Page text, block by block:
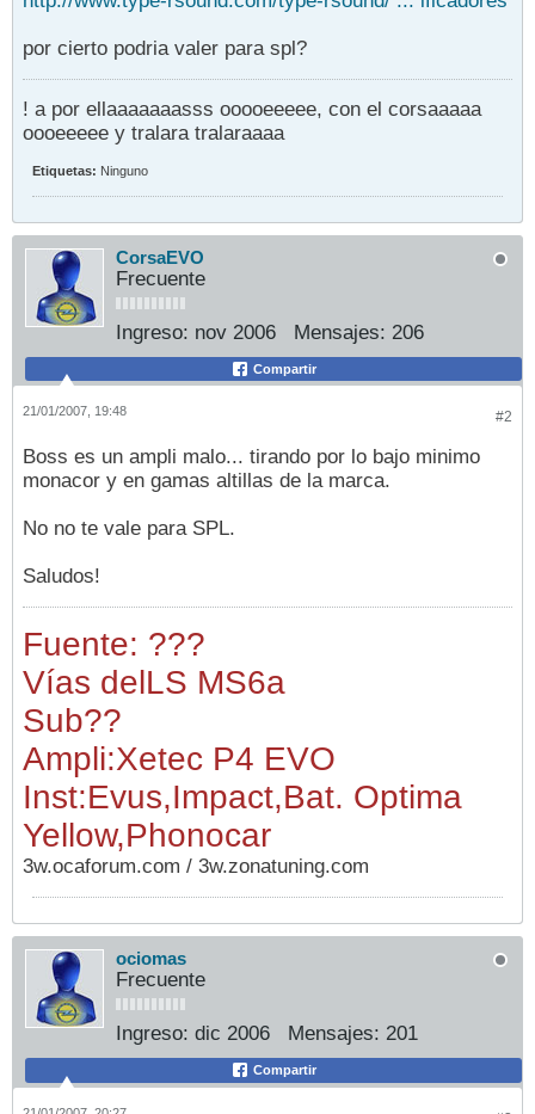
por cierto podria valer para spl?
! a por ellaaaaaaasss ooooeeeee, con el corsaaaaa
oooeeeee y tralara tralaraaaa
Etiquetas: Ninguno
CorsaEVO
Frecuente
Ingreso: nov 2006 Mensajes: 206
Compartir
#2
21/01/2007, 19:48
Boss es un ampli malo... tirando por lo bajo minimo
monacor y en gamas altillas de la marca.
No no te vale para SPL.
Saludos!
Fuente: ???
Vías delLS MS6a
Sub??
Ampli:Xetec P4 EVO
Inst:Evus,Impact,Bat. Optima
Yellow,Phonocar
3w.ocaforum.com / 3w.zonatuning.com
ociomas
Frecuente
Ingreso: dic 2006 Mensajes: 201
Compartir